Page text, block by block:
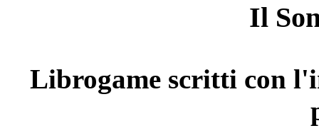
Il
Librogame scritti con